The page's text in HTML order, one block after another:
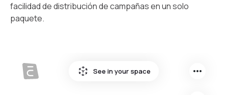
facilidad de distribución de campañas en un solo
paquete.